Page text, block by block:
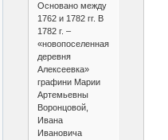
Основано между
1762 и 1782 гг. В
1782 г. –
«новопоселенная
деревня
Алексеевка»
графини Марии
Артемьевны
Воронцовой,
Ивана
Ивановича